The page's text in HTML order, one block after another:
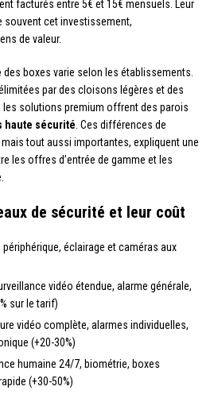
facturés entre 5€ et 15€ mensuels. Leur
cet investissement,
de valeur.
des boxes varie selon les établissements.
par des cloisons légères et des
les solutions premium offrent des parois
haute sécurité. Ces différences de
tout aussi importantes, expliquent une
les offres d’entrée de gamme et les
de sécurité et leur coût
périphérique, éclairage et caméras aux
vidéo étendue, alarme générale,
sur le tarif)
vidéo complète, alarmes individuelles,
(+20-30%)
humaine 24/7, biométrie, boxes
(+30-50%)